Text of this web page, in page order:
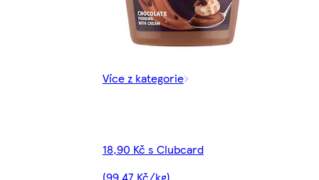
Více z kategorie
18,90 Kč s Clubcard